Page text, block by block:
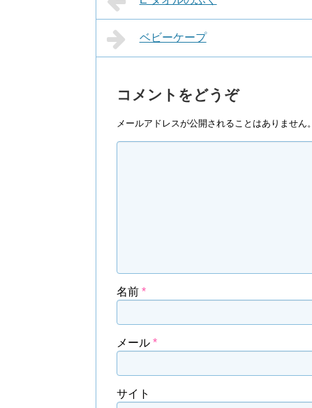
ベビーケープ
コメントをどうぞ
メールアドレスが公開されることはありません。
名前 *
メール *
サイト